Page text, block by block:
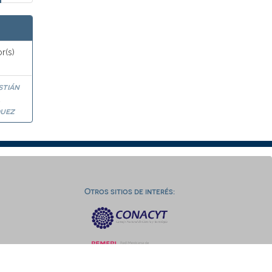
Otros sitios de interés: